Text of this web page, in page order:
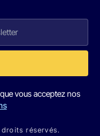
vous acceptez nos
réservés.